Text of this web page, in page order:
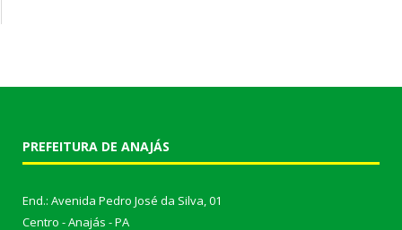
PREFEITURA DE ANAJÁS
End.: Avenida Pedro José da Silva, 01
Centro - Anajás - PA